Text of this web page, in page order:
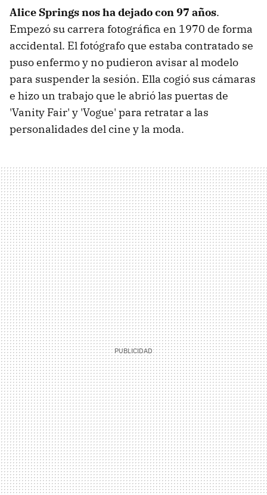
Alice Springs nos ha dejado con 97 años.
Empezó su carrera fotográfica en 1970 de forma
accidental. El fotógrafo que estaba contratado se
puso enfermo y no pudieron avisar al modelo
para suspender la sesión. Ella cogió sus cámaras
e hizo un trabajo que le abrió las puertas de
'Vanity Fair' y 'Vogue' para retratar a las
personalidades del cine y la moda.